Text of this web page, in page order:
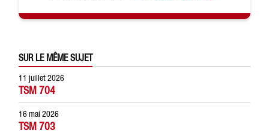
SUR LE MÊME SUJET
11 juillet 2026
TSM 704
16 mai 2026
TSM 703